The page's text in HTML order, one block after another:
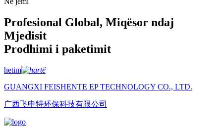
Profesional Global, Miqësor ndaj
Mjedisit
Prodhimi i paketimit
hetim
GUANGXI FEISHENTE EP TECHNOLOGY CO., LTD.
广西飞申特环保科技有限公司